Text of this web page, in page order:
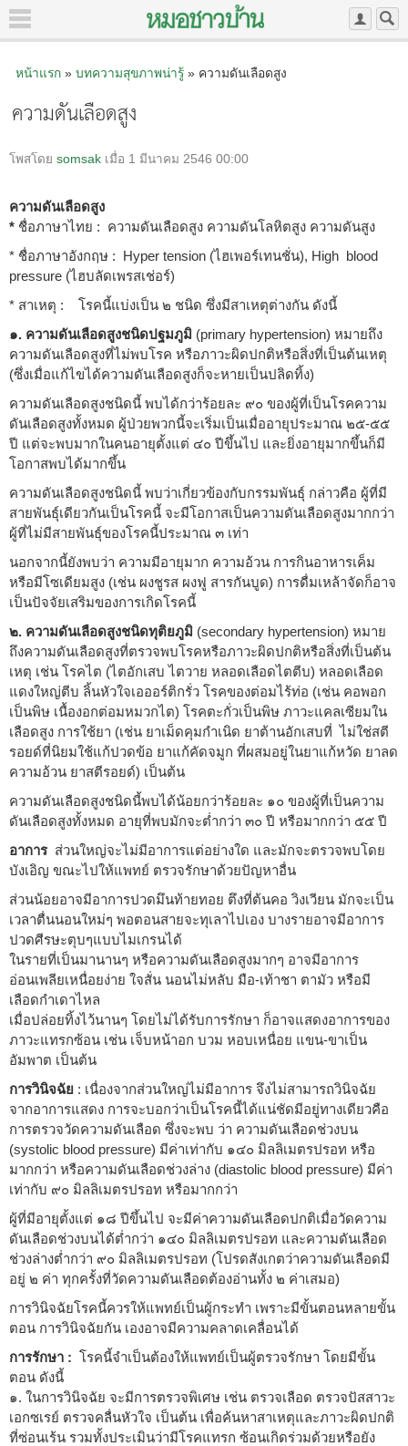
หน้าแรก» บทความสุขภาพน่ารู้» ความดันเลือดสูง
ความดันเลือดสูง
โพสโดย somsak เมื่อ 1 มีนาคม 2546 00:00
ความดันเลือดสูง
* ชื่อภาษาไทย : ความดันเลือดสูง ความดันโลหิตสูง ความดันสูง
* ชื่อภาษาอังกฤษ : Hyper tension (ไฮเพอร์เทนชั่น), High blood
pressure (ไฮบลัดเพรสเช่อร์)
* สาเหตุ : โรคนี้แบ่งเป็น ๒ ชนิด ซึ่งมีสาเหตุต่างกัน ดังนี้
๑. ความดันเลือดสูงชนิดปฐมภูมิ (primary hypertension) หมายถึง
ความดันเลือดสูงที่ไม่พบโรค หรือภาวะผิดปกติหรือสิ่งที่เป็นต้นเหตุ
(ซึ่งเมื่อแก้ไขได้ความดันเลือดสูงก็จะหายเป็นปลิดทิ้ง)
ความดันเลือดสูงชนิดนี้ พบได้กว่าร้อยละ ๙๐ ของผู้ที่เป็นโรคความ
ดันเลือดสูงทั้งหมด ผู้ป่วยพวกนี้จะเริ่มเป็นเมื่ออายุประมาณ ๒๕-๕๕
ปี แต่จะพบมากในคนอายุตั้งแต่ ๔๐ ปีขึ้นไป และยิ่งอายุมากขึ้นก็มี
โอกาสพบได้มากขึ้น
ความดันเลือดสูงชนิดนี้ พบว่าเกี่ยวข้องกับกรรมพันธุ์ กล่าวคือ ผู้ที่มี
สายพันธุ์เดียวกันเป็นโรคนี้ จะมีโอกาสเป็นความดันเลือดสูงมากกว่า
ผู้ที่ไม่มีสายพันธุ์ของโรคนี้ประมาณ ๓ เท่า
นอกจากนี้ยังพบว่า ความมีอายุมาก ความอ้วน การกินอาหารเค็ม
หรือมีโซเดียมสูง (เช่น ผงชูรส ผงฟู สารกันบูด) การดื่มเหล้าจัดก็อาจ
เป็นปัจจัยเสริมของการเกิดโรคนี้
๒. ความดันเลือดสูงชนิดทุติยภูมิ (secondary hypertension) หมาย
ถึงความดันเลือดสูงที่ตรวจพบโรคหรือภาวะผิดปกติหรือสิ่งที่เป็นต้น
เหตุ เช่น โรคไต (ไตอักเสบ ไตวาย หลอดเลือดไตตีบ) หลอดเลือด
แดงใหญ่ตีบ ลิ้นหัวใจเอออร์ติกรั่ว โรคของต่อมไร้ท่อ (เช่น คอพอก
เป็นพิษ เนื้องอกต่อมหมวกไต) โรคตะกั่วเป็นพิษ ภาวะแคลเซียมใน
เลือดสูง การใช้ยา (เช่น ยาเม็ดคุมกำเนิด ยาต้านอักเสบที่ ไม่ใช่สตี
รอยด์ที่นิยมใช้แก้ปวดข้อ ยาแก้คัดจมูก ที่ผสมอยู่ในยาแก้หวัด ยาลด
ความอ้วน ยาสตีรอยด์) เป็นต้น
ความดันเลือดสูงชนิดนี้พบได้น้อยกว่าร้อยละ ๑๐ ของผู้ที่เป็นความ
ดันเลือดสูงทั้งหมด อายุที่พบมักจะต่ำกว่า ๓๐ ปี หรือมากกว่า ๕๕ ปี
อาการ ส่วนใหญ่จะไม่มีอาการแต่อย่างใด และมักจะตรวจพบโดย
บังเอิญ ขณะไปให้แพทย์ ตรวจรักษาด้วยปัญหาอื่น
ส่วนน้อยอาจมีอาการปวดมึนท้ายทอย ตึงที่ต้นคอ วิงเวียน มักจะเป็น
เวลาตื่นนอนใหม่ๆ พอตอนสายจะทุเลาไปเอง บางรายอาจมีอาการ
ปวดศีรษะตุบๆแบบไมเกรนได้
ในรายที่เป็นมานานๆ หรือความดันเลือดสูงมากๆ อาจมีอาการ
อ่อนเพลียเหนื่อยง่าย ใจสั่น นอนไม่หลับ มือ-เท้าชา ตามัว หรือมี
เลือดกำเดาไหล
เมื่อปล่อยทิ้งไว้นานๆ โดยไม่ได้รับการรักษา ก็อาจแสดงอาการของ
ภาวะแทรกซ้อน เช่น เจ็บหน้าอก บวม หอบเหนื่อย แขน-ขาเป็น
อัมพาต เป็นต้น
การวินิจฉัย : เนื่องจากส่วนใหญ่ไม่มีอาการ จึงไม่สามารถวินิจฉัย
จากอาการแสดง การจะบอกว่าเป็นโรคนี้ได้แน่ชัดมีอยู่ทางเดียวคือ
การตรวจวัดความดันเลือด ซึ่งจะพบ ว่า ความดันเลือดช่วงบน
(systolic blood pressure) มีค่าเท่ากับ ๑๔๐ มิลลิเมตรปรอท หรือ
มากกว่า หรือความดันเลือดช่วงล่าง (diastolic blood pressure) มีค่า
เท่ากับ ๙๐ มิลลิเมตรปรอท หรือมากกว่า
ผู้ที่มีอายุตั้งแต่ ๑๘ ปีขึ้นไป จะมีค่าความดันเลือดปกติเมื่อวัดความ
ดันเลือดช่วงบนได้ต่ำกว่า ๑๔๐ มิลลิเมตรปรอท และความดันเลือด
ช่วงล่างต่ำกว่า ๙๐ มิลลิเมตรปรอท (โปรดสังเกตว่าความดันเลือดมี
อยู่ ๒ ค่า ทุกครั้งที่วัดความดันเลือดต้องอ่านทั้ง ๒ ค่าเสมอ)
การวินิจฉัยโรคนี้ควรให้แพทย์เป็นผู้กระทำ เพราะมีขั้นตอนหลายขั้น
ตอน การวินิจฉัยกัน เองอาจมีความคลาดเคลื่อนได้
การรักษา : โรคนี้จำเป็นต้องให้แพทย์เป็นผู้ตรวจรักษา โดยมีขั้น
ตอน ดังนี้
๑. ในการวินิจฉัย จะมีการตรวจพิเศษ เช่น ตรวจเลือด ตรวจปัสสาวะ
เอกซเรย์ ตรวจคลื่นหัวใจ เป็นต้น เพื่อค้นหาสาเหตุและภาวะผิดปกติ
ที่ซ่อนเร้น รวมทั้งประเมินว่ามีโรคแทรก ซ้อนเกิดร่วมด้วยหรือยัง